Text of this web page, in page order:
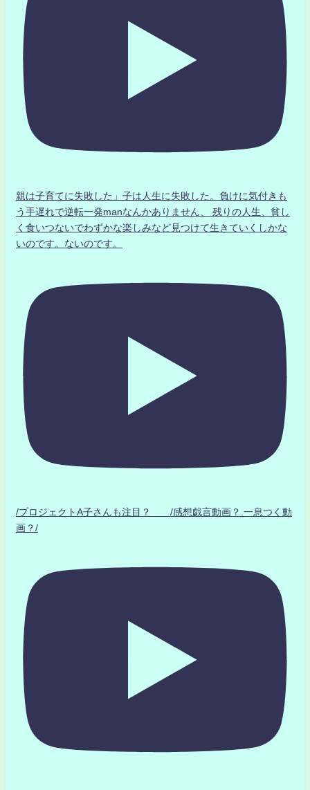
親は子育てに失敗した」子は人生に失敗した。負けに気付きも
う手遅れで逆転一発manなんかありません、 残りの人生、貧し
く食いつないでわずかな楽しみなど見つけて生きていくしかな
いのです。ないのです。
/プロジェクトA子さんも注目？ /感想戯言動画？.一息つく動
画？/